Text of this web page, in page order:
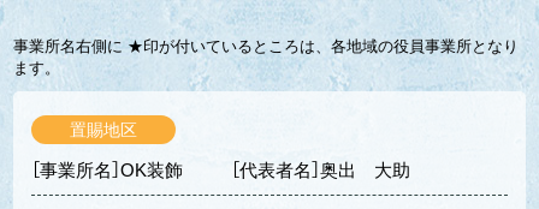
事業所名右側に ★印が付いているところは、各地域の役員事業所となり
ます。
置賜地区
［事業所名］OK装飾 ［代表者名］奥出 大助